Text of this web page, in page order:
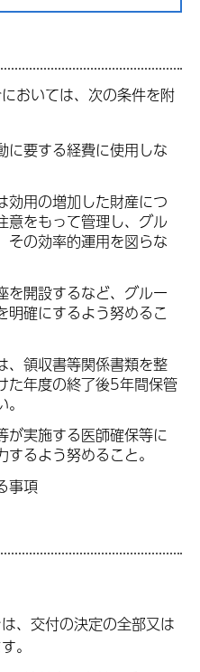
おいては、次の条件を附
に要する経費に使用しな
効用の増加した財産につ
意をもって管理し、グル
その効率的運用を図らな
を開設するなど、グルー
明確にするよう努めるこ
、領収書等関係書類を整
た年度の終了後5年間保管
が実施する医師確保等に
るよう努めること。
事項
、交付の決定の全部又は
。